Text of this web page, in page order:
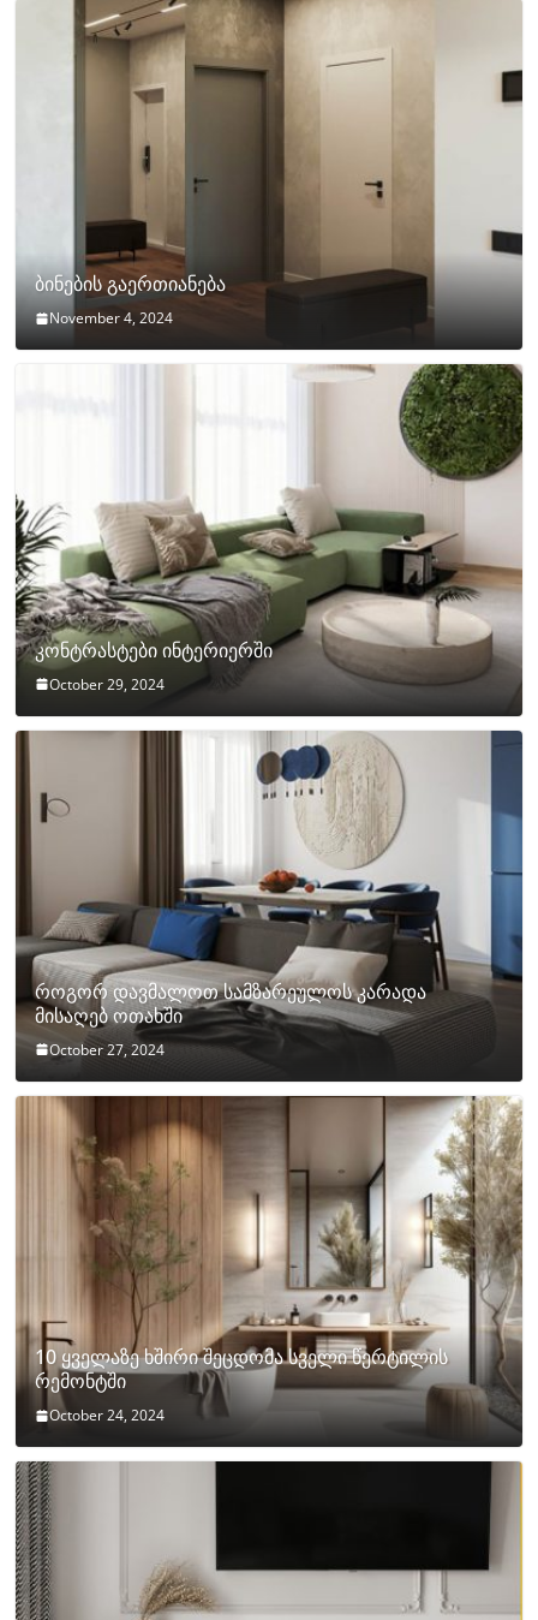
ბინების გაერთიანება
November 4, 2024
კონტრასტები ინტერიერში
October 29, 2024
როგორ დავმალოთ სამზარეულოს კარადა
მისაღებ ოთახში
October 27, 2024
10 ყველაზე ხშირი შეცდომა სველი წერტილის
რემონტში
October 24, 2024